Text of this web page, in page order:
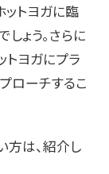
ットヨガに臨
ょう。さらに
ヨガにプラ
ローチするこ
方は、紹介し